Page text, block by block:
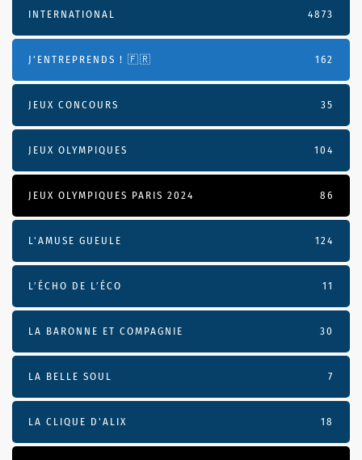
INTERNATIONAL 4873
J'ENTREPRENDS ! 🇫🇷 162
JEUX CONCOURS 35
JEUX OLYMPIQUES 104
JEUX OLYMPIQUES PARIS 2024 86
L'AMUSE GUEULE 124
L’ÉCHO DE L’ÉCO 11
LA BARONNE ET COMPAGNIE 30
LA BELLE SOUL 7
LA CLIQUE D'ALIX 18